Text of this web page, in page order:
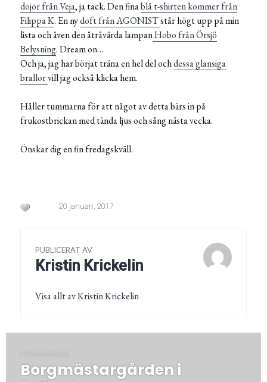
dojor från Veja, ja tack. Den finablå t-shirten kommer från
Filippa K. En nydoft från AGONISTstår högt upp på min
lista och även den åtråvärda lampanHobo från Örsjö
Belysning. Dream on…
Och ja, jag har börjat träna en hel del ochdessa glansiga
brallorvill jag också klicka hem.
Håller tummarna för att något av detta bärs in på
frukostbrickan med tända ljus och sång nästa vecka.
Önskar dig en fin fredagskväll.
20 januari, 2017
PUBLICERAT AV
Kristin Krickelin
Visa allt av Kristin Krickelin
FÖREGÅENDE
Föregående
Borgmästargården i